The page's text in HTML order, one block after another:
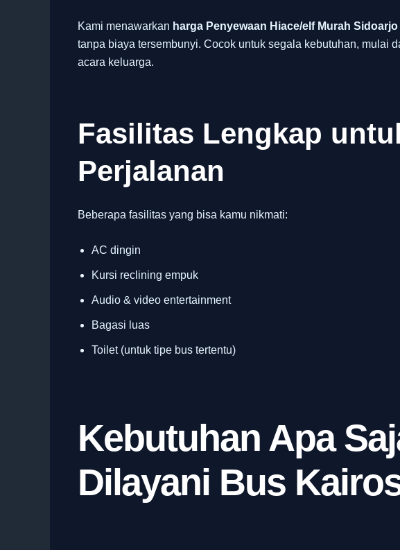
Kami menawarkan harga Penyewaan Hiace/elf Murah
tanpa biaya tersembunyi. Cocok untuk segala kebutuhan, mulai
acara keluarga.
Fasilitas Lengkap
Perjalanan
Beberapa fasilitas yang bisa kamu nikmati:
AC dingin
Kursi reclining empuk
Audio & video entertainment
Bagasi luas
Toilet (untuk tipe bus tertentu)
Kebutuhan Apa
Dilayani Bus